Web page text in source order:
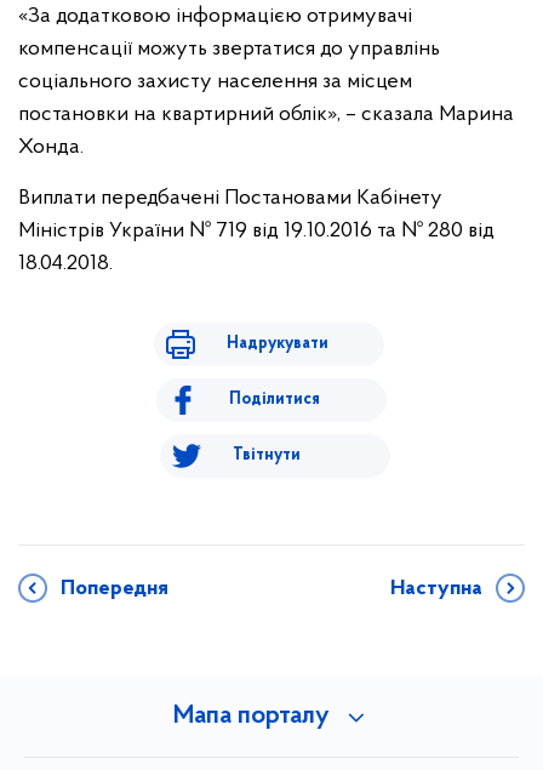
«За додатковою інформацією отримувачі
компенсації можуть звертатися до управлінь
соціального захисту населення за місцем
постановки на квартирний облік», – сказала Марина
Хонда.
Виплати передбачені Постановами Кабінету
Міністрів України № 719 від 19.10.2016 та № 280 від
18.04.2018.
Надрукувати
Поділитися
Твітнути
Попередня Наступна
Мапа порталу